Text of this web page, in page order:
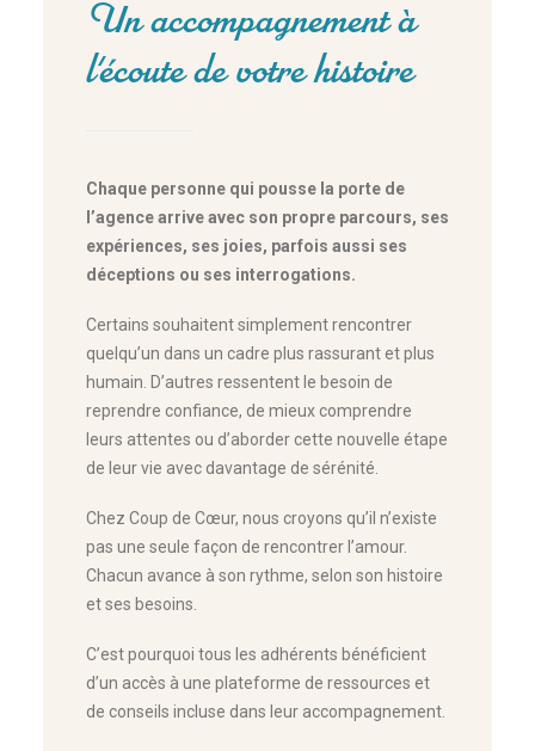
Un accompagnement à
l'écoute de votre histoire
Chaque personne qui pousse la porte de
l’agence arrive avec son propre parcours, ses
expériences, ses joies, parfois aussi ses
déceptions ou ses interrogations.
Certains souhaitent simplement rencontrer
quelqu’un dans un cadre plus rassurant et plus
humain. D’autres ressentent le besoin de
reprendre confiance, de mieux comprendre
leurs attentes ou d’aborder cette nouvelle étape
de leur vie avec davantage de sérénité.
Chez Coup de Cœur, nous croyons qu’il n’existe
pas une seule façon de rencontrer l’amour.
Chacun avance à son rythme, selon son histoire
et ses besoins.
C’est pourquoi tous les adhérents bénéficient
d’un accès à une plateforme de ressources et
de conseils incluse dans leur accompagnement.